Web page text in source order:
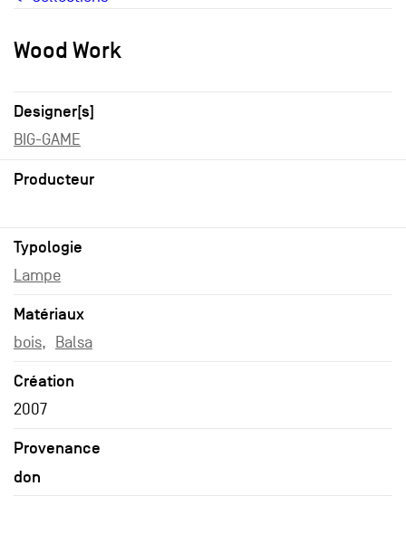
Wood Work
Designer[s]
BIG-GAME
Producteur
Typologie
Lampe
Matériaux
bois Balsa
Création
2007
Provenance
don